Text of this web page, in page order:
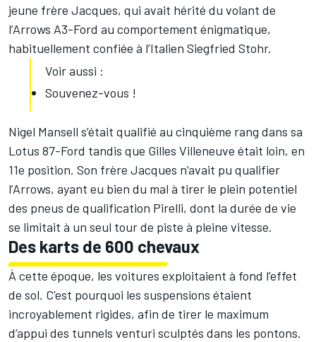
jeune frère Jacques, qui avait hérité du volant de
l’Arrows A3-Ford au comportement énigmatique,
habituellement confiée à l’Italien Siegfried Stohr.
Voir aussi :
Souvenez-vous !
Nigel Mansell s’était qualifié au cinquième rang dans sa
Lotus 87-Ford tandis que Gilles Villeneuve était loin, en
11e position. Son frère Jacques n’avait pu qualifier
l’Arrows, ayant eu bien du mal à tirer le plein potentiel
des pneus de qualification Pirelli, dont la durée de vie
se limitait à un seul tour de piste à pleine vitesse.
Des karts de 600 chevaux
À cette époque, les voitures exploitaient à fond l’effet
de sol. C'est pourquoi les suspensions étaient
incroyablement rigides, afin de tirer le maximum
d’appui des tunnels venturi sculptés dans les pontons.